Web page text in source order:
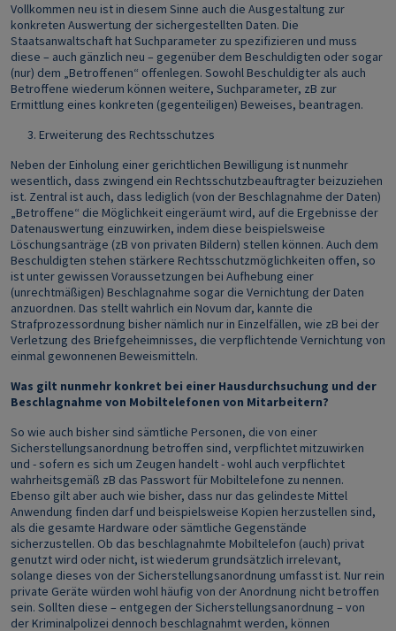
Vollkommen neu ist in diesem Sinne auch die Ausgestaltung zur
konkreten Auswertung der sichergestellten Daten. Die
Staatsanwaltschaft hat Suchparameter zu spezifizieren und muss
diese – auch gänzlich neu – gegenüber dem Beschuldigten oder sogar
(nur) dem „Betroffenen“ offenlegen. Sowohl Beschuldigter als auch
Betroffene wiederum können weitere, Suchparameter, zB zur
Ermittlung eines konkreten (gegenteiligen) Beweises, beantragen.
Erweiterung des Rechtsschutzes
Neben der Einholung einer gerichtlichen Bewilligung ist nunmehr
wesentlich, dass zwingend ein Rechtsschutzbeauftragter beizuziehen
ist. Zentral ist auch, dass lediglich (von der Beschlagnahme der Daten)
„Betroffene“ die Möglichkeit eingeräumt wird, auf die Ergebnisse der
Datenauswertung einzuwirken, indem diese beispielsweise
Löschungsanträge (zB von privaten Bildern) stellen können. Auch dem
Beschuldigten stehen stärkere Rechtsschutzmöglichkeiten offen, so
ist unter gewissen Voraussetzungen bei Aufhebung einer
(unrechtmäßigen) Beschlagnahme sogar die Vernichtung der Daten
anzuordnen. Das stellt wahrlich ein Novum dar, kannte die
Strafprozessordnung bisher nämlich nur in Einzelfällen, wie zB bei der
Verletzung des Briefgeheimnisses, die verpflichtende Vernichtung von
einmal gewonnenen Beweismitteln.
Was gilt nunmehr konkret bei einer Hausdurchsuchung und der
Beschlagnahme von Mobiltelefonen von Mitarbeitern?
So wie auch bisher sind sämtliche Personen, die von einer
Sicherstellungsanordnung betroffen sind, verpflichtet mitzuwirken
und - sofern es sich um Zeugen handelt - wohl auch verpflichtet
wahrheitsgemäß zB das Passwort für Mobiltelefone zu nennen.
Ebenso gilt aber auch wie bisher, dass nur das gelindeste Mittel
Anwendung finden darf und beispielsweise Kopien herzustellen sind,
als die gesamte Hardware oder sämtliche Gegenstände
sicherzustellen. Ob das beschlagnahmte Mobiltelefon (auch) privat
genutzt wird oder nicht, ist wiederum grundsätzlich irrelevant,
solange dieses von der Sicherstellungsanordnung umfasst ist. Nur rein
private Geräte würden wohl häufig von der Anordnung nicht betroffen
sein. Sollten diese – entgegen der Sicherstellungsanordnung – von
der Kriminalpolizei dennoch beschlagnahmt werden, können